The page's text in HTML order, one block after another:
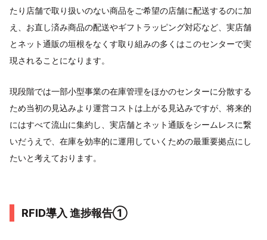
たり店舗で取り扱いのない商品をご希望の店舗に配送するのに加
え、お直し済み商品の配送やギフトラッピング対応など、実店舗
とネット通販の垣根をなくす取り組みの多くはこのセンターで実
現されることになります。
現段階では一部小型事業の在庫管理をほかのセンターに分散する
ため当初の見込みより運営コストは上がる見込みですが、将来的
にはすべて流山に集約し、実店舗とネット通販をシームレスに繋
いだうえで、在庫を効率的に運用していくための最重要拠点にし
たいと考えております。
RFID導入 進捗報告①